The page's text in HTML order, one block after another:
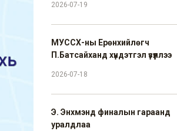
2026-07-19
МУССХ-ны Ерөнхийлөгч
П.Батсайханд хүндэтгэл үзүүллээ
2026-07-18
Э. Энхмэнд финалын гараанд
уралдлаа